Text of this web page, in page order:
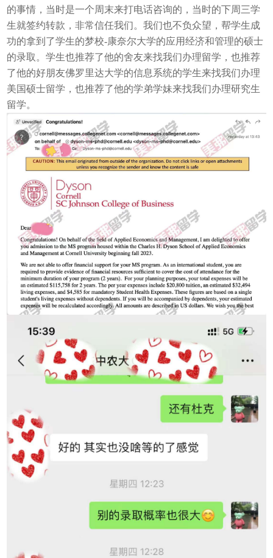
的事情，当时是一个周末来打电话咨询的，当时的下周三学
生就签约转款，非常信任我们。我们也不负众望，帮学生成
功的拿到了学生的梦校-康奈尔大学的应用经济和管理的硕士
的录取。学生也推荐了他的舍友来找我们办理留学，也推荐
了他的好朋友佛罗里达大学的信息系统的学生来找我们办理
美国硕士留学，也推荐了他的学弟学妹来找我们办理研究生
留学。